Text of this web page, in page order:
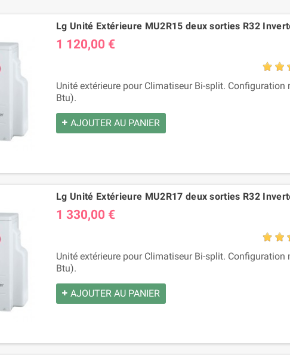
Lg Unité Extérieure MU2R15 deux sorties R32
1 120,00 €
Unité extérieure pour Climatiseur Bi-split.
Btu).
AJOUTER AU PANIER
Lg Unité Extérieure MU2R17 deux sorties R32
1 330,00 €
Unité extérieure pour Climatiseur Bi-split.
Btu).
AJOUTER AU PANIER